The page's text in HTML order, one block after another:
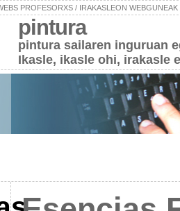
PROFESORXS / IRAKASLEON WEBGUNEAK
pintura
pintura sailaren inguruan
Ikasle, ikasle ohi, irakasle